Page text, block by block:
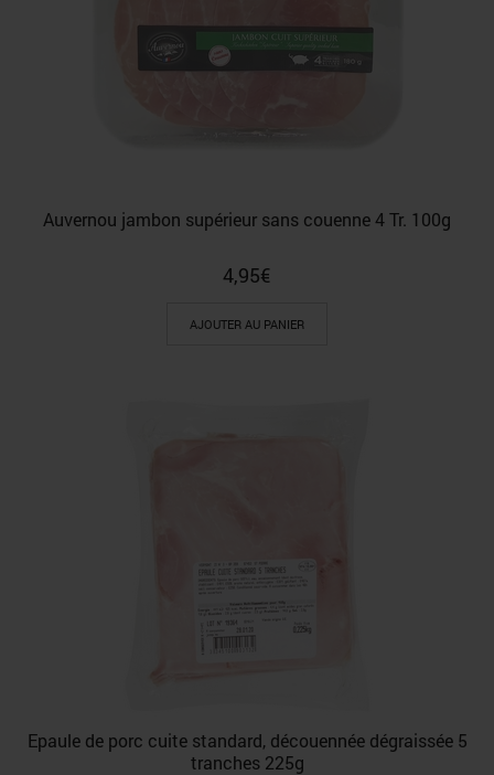
Auvernou jambon supérieur sans couenne 4 Tr. 100g
4,95€
AJOUTER AU PANIER
Epaule de porc cuite standard, découennée dégraissée 5
tranches 225g